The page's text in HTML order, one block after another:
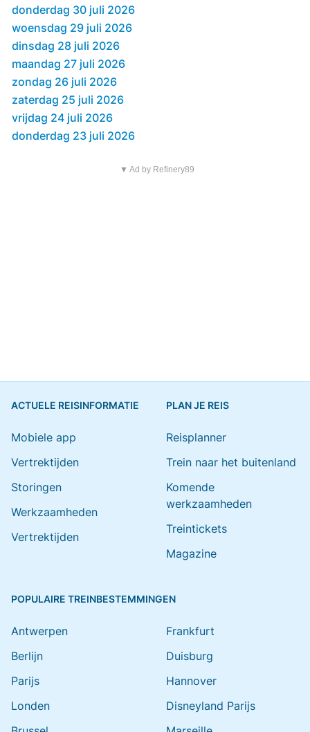
donderdag 30 juli 2026
woensdag 29 juli 2026
dinsdag 28 juli 2026
maandag 27 juli 2026
zondag 26 juli 2026
zaterdag 25 juli 2026
vrijdag 24 juli 2026
donderdag 23 juli 2026
▼ Ad by Refinery89
ACTUELE REISINFORMATIE
Mobiele app
Vertrektijden
Storingen
Werkzaamheden
Vertrektijden
PLAN JE REIS
Reisplanner
Trein naar het buitenland
Komende
werkzaamheden
Treintickets
Magazine
POPULAIRE TREINBESTEMMINGEN
Antwerpen
Berlijn
Parijs
Londen
Frankfurt
Duisburg
Hannover
Disneyland Parijs